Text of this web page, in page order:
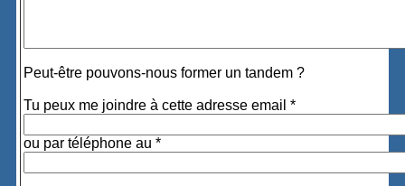
Peut-être pouvons-nous former un tandem ?
Tu peux me joindre à cette adresse email *
ou par téléphone au *